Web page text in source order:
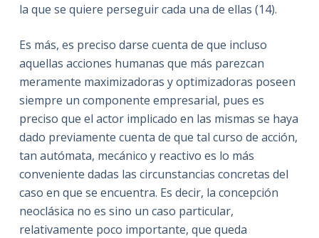
la que se quiere perseguir cada una de ellas (14).
Es más, es preciso darse cuenta de que incluso
aquellas acciones humanas que más parezcan
meramente maximizadoras y optimizadoras poseen
siempre un componente empresarial, pues es
preciso que el actor implicado en las mismas se haya
dado previamente cuenta de que tal curso de acción,
tan autómata, mecánico y reactivo es lo más
conveniente dadas las circunstancias concretas del
caso en que se encuentra. Es decir, la concepción
neoclásica no es sino un caso particular,
relativamente poco importante, que queda